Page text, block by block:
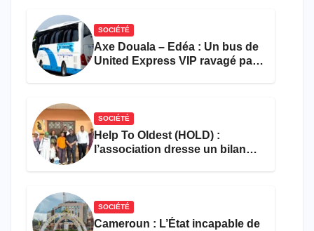
SOCIÉTÉ
Axe Douala – Edéa : Un bus de
United Express VIP ravagé par
SOCIÉTÉ
Help To Oldest (HOLD) :
l’association dresse un bilan
SOCIÉTÉ
Cameroun : L’État incapable de